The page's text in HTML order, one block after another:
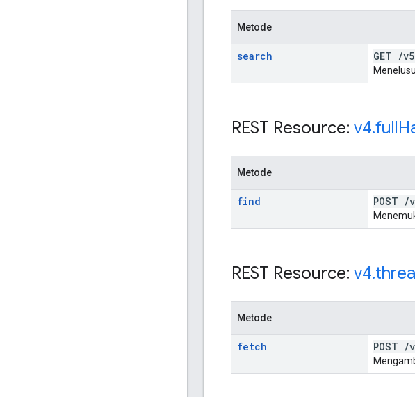
Metode
search GET /v5
REST Resource: v4.full
Metode
find POST /
REST Resource: v4.
Metode
fetch POST /